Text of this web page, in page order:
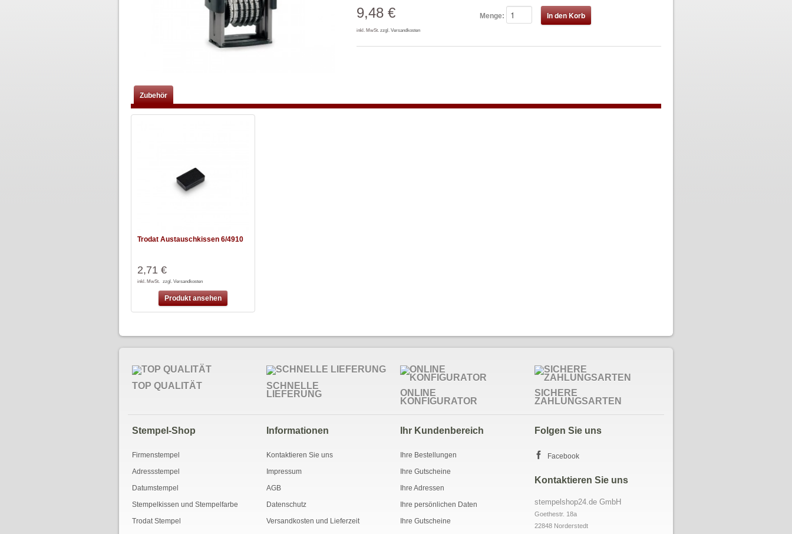
9,48 €
inkl. MwSt. zzgl. Versandkosten
Menge:
Zubehör
Trodat Austauschkissen 6/4910
2,71 €
inkl. MwSt. zzgl. Versandkosten
Produkt ansehen
TOP QUALITÄT
SCHNELLE
LIEFERUNG
ONLINE
KONFIGURATOR
SICHERE
ZAHLUNGSARTEN
Stempel-Shop
Firmenstempel
Adressstempel
Datumstempel
Stempelkissen und Stempelfarbe
Trodat Stempel
Informationen
Kontaktieren Sie uns
Impressum
AGB
Datenschutz
Versandkosten und Lieferzeit
Ihr Kundenbereich
Ihre Bestellungen
Ihre Gutscheine
Ihre Adressen
Ihre persönlichen Daten
Ihre Gutscheine
Folgen Sie uns
Facebook
Kontaktieren Sie uns
stempelshop24.de GmbH
Goethestr. 18a
22848 Norderstedt